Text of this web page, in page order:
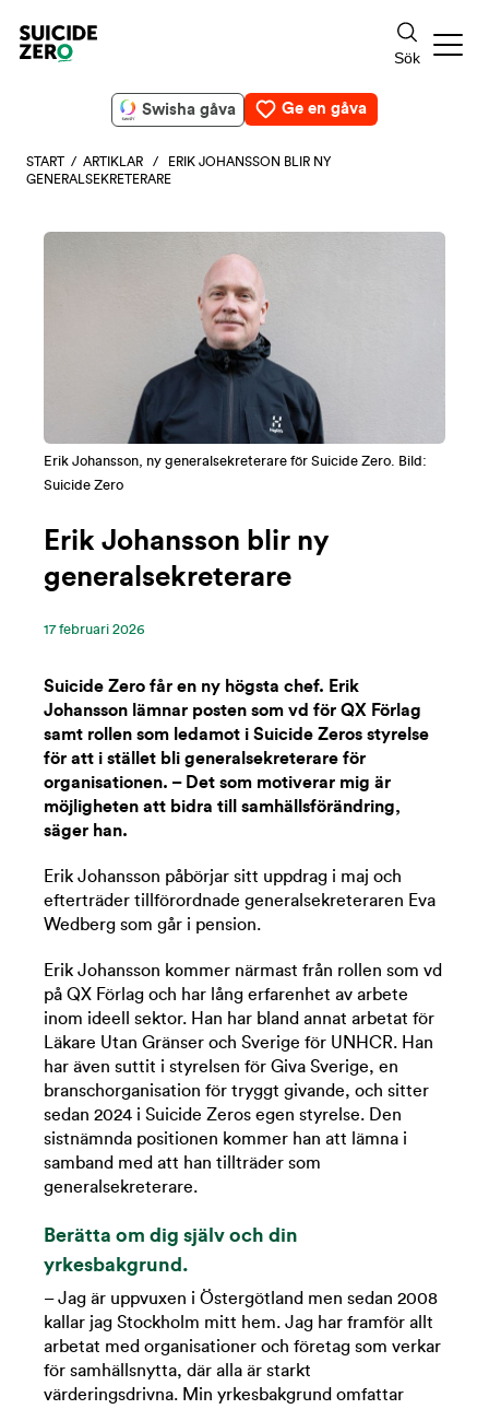
Swisha gåva Ge en gåva
START / ARTIKLAR / ERIK JOHANSSON BLIR NY
GENERALSEKRETERARE
Erik Johansson, ny generalsekreterare för Suicide Zero. Bild:
Suicide Zero
Erik Johansson blir ny
generalsekreterare
17 ‪februari‬ 2026
Suicide Zero får en ny högsta chef. Erik
Johansson lämnar posten som vd för QX Förlag
samt rollen som ledamot i Suicide Zeros styrelse
för att i stället bli generalsekreterare för
organisationen. – Det som motiverar mig är
möjligheten att bidra till samhällsförändring,
säger han.
Erik Johansson påbörjar sitt uppdrag i maj och
efterträder tillförordnade generalsekreteraren Eva
Wedberg som går i pension.
Erik Johansson kommer närmast från rollen som vd
på QX Förlag och har lång erfarenhet av arbete
inom ideell sektor. Han har bland annat arbetat för
Läkare Utan Gränser och Sverige för UNHCR. Han
har även suttit i styrelsen för Giva Sverige, en
branschorganisation för tryggt givande, och sitter
sedan 2024 i Suicide Zeros egen styrelse. Den
sistnämnda positionen kommer han att lämna i
samband med att han tillträder som
generalsekreterare.
Berätta om dig själv och din
yrkesbakgrund.
– Jag är uppvuxen i Östergötland men sedan 2008
kallar jag Stockholm mitt hem. Jag har framför allt
arbetat med organisationer och företag som verkar
för samhällsnytta, där alla är starkt
värderingsdrivna. Min yrkesbakgrund omfattar